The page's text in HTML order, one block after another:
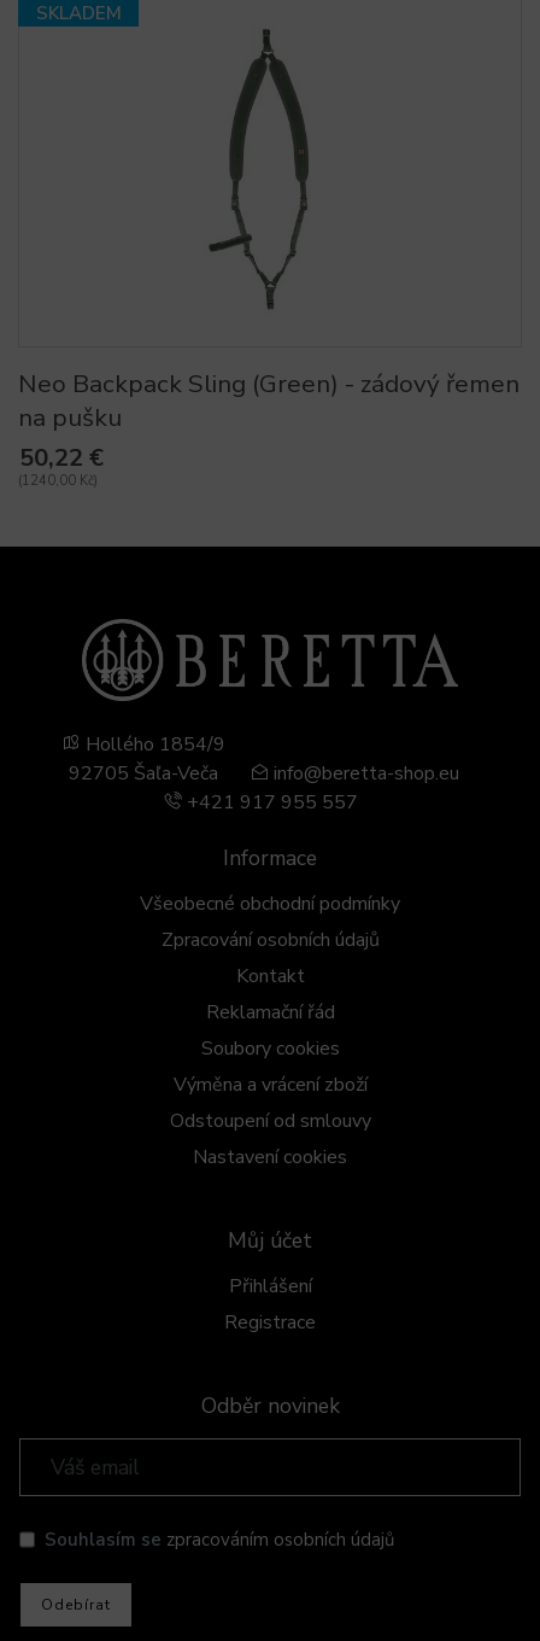
SKLADEM
Neo Backpack Sling (Green) - zádový řemen
na pušku
50,22 €
(1240,00 Kč)
Odběr novinek
Souhlasím se zpracováním osobních údajů
Odebírat
Informace
Všeobecné obchodní podmínky
Zpracování osobních údajů
Kontakt
Reklamační řád
Soubory cookies
Výměna a vrácení zboží
Odstoupení od smlouvy
Nastavení cookies
Můj účet
Přihlášení
Registrace
Hollého 1854/9
92705 Šaľa-Veča
info@beretta-shop.eu
+421 917 955 557